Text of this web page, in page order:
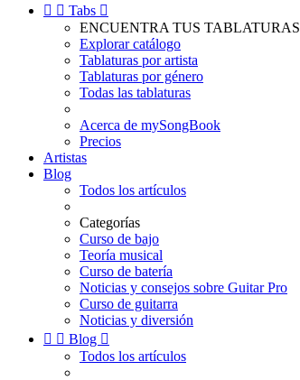
  Tabs 
ENCUENTRA TUS TABLATURAS
Explorar catálogo
Tablaturas por artista
Tablaturas por género
Todas las tablaturas
Acerca de mySongBook
Precios
Artistas
Blog
Todos los artículos
Categorías
Curso de bajo
Teoría musical
Curso de batería
Noticias y consejos sobre Guitar Pro
Curso de guitarra
Noticias y diversión
  Blog 
Todos los artículos